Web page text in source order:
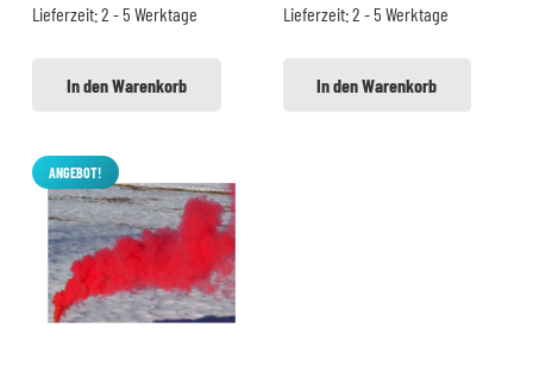
3,99 €2,99 €.
Lieferzeit:2 - 5 Werktage
In den Warenkorb
3,99 €2,99 €.
Lieferzeit:2 - 5 Werktage
In den Warenkorb
ANGEBOT!